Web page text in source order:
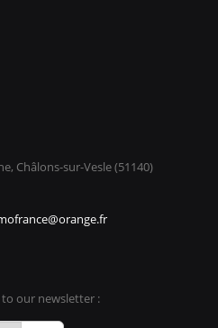
Châlons-sur-Vesle (51140)
our newsletter :